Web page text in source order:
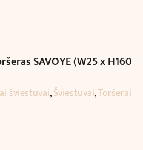
SAVOYE (W25 x H160
šviestuvai,Šviestuvai,Toršerai